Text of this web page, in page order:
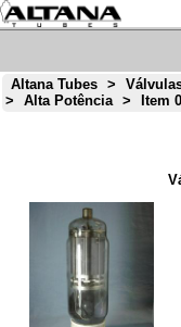
Altana Tubes >
>
Alta Potência > Item